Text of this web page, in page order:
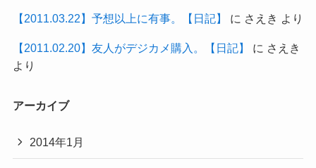
【2011.03.22】予想以上に有事。【日記】 に さえき より
【2011.02.20】友人がデジカメ購入。【日記】 に さえき
より
アーカイブ
2014年1月